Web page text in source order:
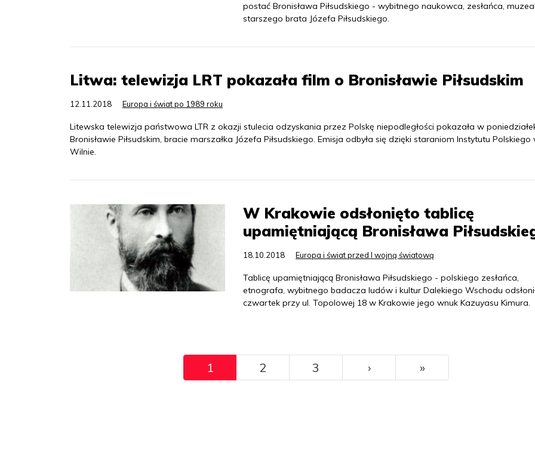
postać Bronisława Piłsudskiego - wybitnego naukowca, zesłańca,
starszego brata Józefa Piłsudskiego.
Litwa: telewizja LRT pokazała film o Bronisławie Piłsudskim
12.11.2018 Europa i świat po 1989 roku
Litewska telewizja państwowa LTR z okazji stulecia odzyskania przez Polskę niepodległości pokazała w
Bronisławie Piłsudskim, bracie marszałka Józefa Piłsudskiego. Emisja odbyła się dzięki staraniom Instytutu Polskiego
Wilnie.
W Krakowie odsłonięto tablicę
upamiętniającą Bronisława
18.10.2018 Europa i świat przed I wojną światową
Tablicę upamiętniającą Bronisława Piłsudskiego - polskiego zesłańca,
etnografa, wybitnego badacza ludów i kultur Dalekiego Wschodu
czwartek przy ul. Topolowej 18 w Krakowie jego wnuk Kazuyasu Kimura.
1 2 3 ››› »Ostatni